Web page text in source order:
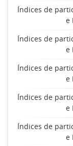
Índices de
e
Índices de
e
Índices de
e
Índices de
e
Índices de
e